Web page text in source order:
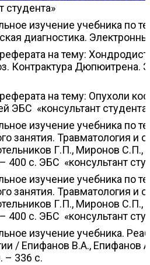
студента»
изучение учебника по
диагностика.
на тему:
Контрактура Дюпюитрена.
на тему: Опухоли
ЭБС «консультант
изучение учебника по
занятия. Травматология и
Г.П., Миронов
400 с. ЭБС «консультант
изучение учебника по
занятия. Травматология и
Г.П., Миронов
400 с. ЭБС «консультант
изучение учебника.
/ Епифанов В.А., Епифанов
– 336 с.